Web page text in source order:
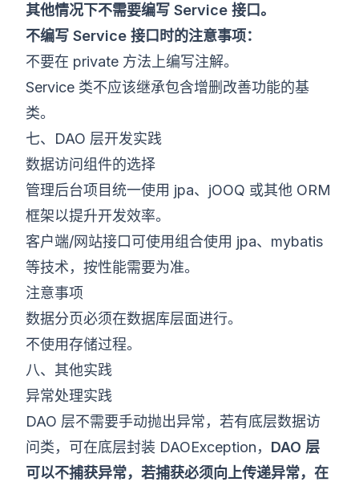
其他情况下不需要编写 Service 接口。
不编写 Service 接口时的注意事项：
不要在 private 方法上编写注解。
Service 类不应该继承包含增删改善功能的基
类。
七、DAO 层开发实践
数据访问组件的选择
管理后台项目统一使用 jpa、jOOQ 或其他 ORM
框架以提升开发效率。
客户端/网站接口可使用组合使用 jpa、mybatis
等技术，按性能需要为准。
注意事项
数据分页必须在数据库层面进行。
不使用存储过程。
八、其他实践
异常处理实践
DAO 层不需要手动抛出异常，若有底层数据访
问类，可在底层封装 DAOException， DAO 层
可以不捕获异常，若捕获必须向上传递异常，在